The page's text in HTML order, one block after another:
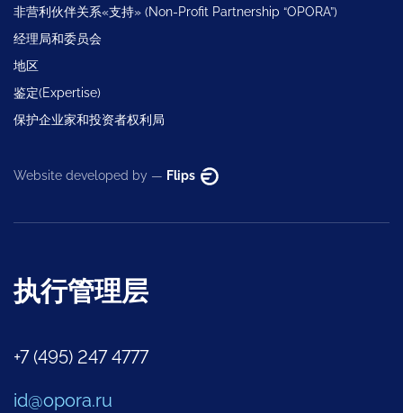
非营利伙伴关系«支持» (Non-Profit Partnership “OPORA”)
经理局和委员会
地区
鉴定(Expertise)
保护企业家和投资者权利局
Website developed by — Flips
执行管理层
+7 (495) 247 4777
id@opora.ru